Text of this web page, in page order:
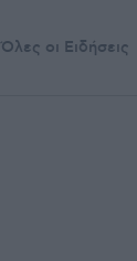
Όλες οι Ειδήσεις